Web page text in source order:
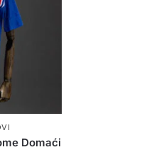
Domaći